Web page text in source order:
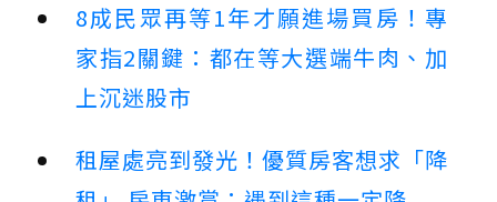
8成民眾再等1年才願進場買房！專
家指2關鍵：都在等大選端牛肉、加
上沉迷股市
租屋處亮到發光！優質房客想求「降